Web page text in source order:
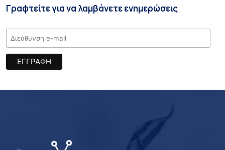
Γραφτείτε για να λαμβάνετε ενημερώσεις